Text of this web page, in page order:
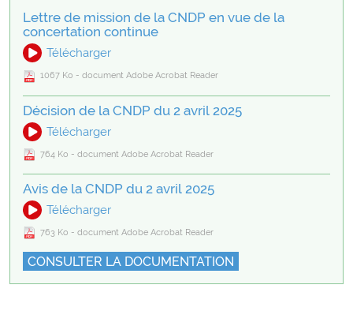
Lettre de mission de la CNDP en vue de la
concertation continue
Télécharger
1067 Ko - document Adobe Acrobat Reader
Décision de la CNDP du 2 avril 2025
Télécharger
764 Ko - document Adobe Acrobat Reader
Avis de la CNDP du 2 avril 2025
Télécharger
763 Ko - document Adobe Acrobat Reader
CONSULTER LA DOCUMENTATION